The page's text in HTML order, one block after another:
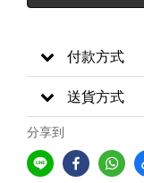
付款方式
送貨方式
分享到